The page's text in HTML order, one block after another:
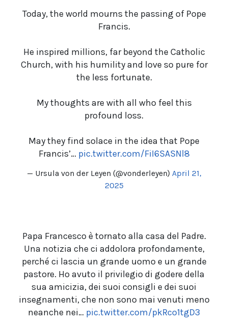
Today, the world mourns the passing of Pope
Francis.
He inspired millions, far beyond the Catholic
Church, with his humility and love so pure for
the less fortunate.
My thoughts are with all who feel this
profound loss.
May they find solace in the idea that Pope
Francis’… pic.twitter.com/FiI6SASNl8
— Ursula von der Leyen (@vonderleyen) April 21,
2025
Papa Francesco è tornato alla casa del Padre.
Una notizia che ci addolora profondamente,
perché ci lascia un grande uomo e un grande
pastore. Ho avuto il privilegio di godere della
sua amicizia, dei suoi consigli e dei suoi
insegnamenti, che non sono mai venuti meno
neanche nei… pic.twitter.com/pkRco1tgD3